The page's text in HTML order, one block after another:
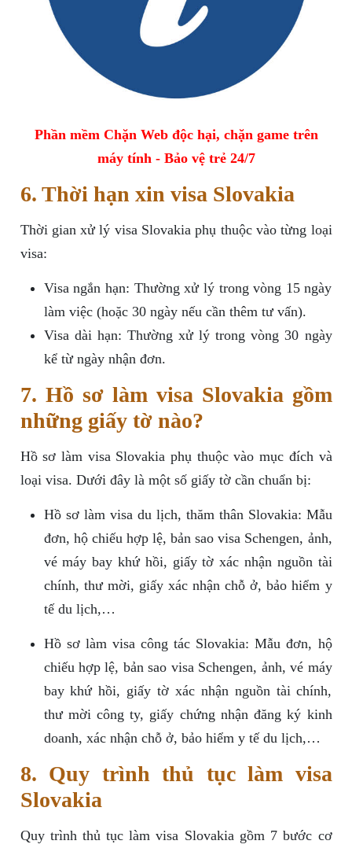
Phần mềm Chặn Web độc hại, chặn game trên
máy tính - Bảo vệ trẻ 24/7
6. Thời hạn xin visa Slovakia
Thời gian xử lý visa Slovakia phụ thuộc vào từng loại
visa:
Visa ngắn hạn: Thường xử lý trong vòng 15 ngày
làm việc (hoặc 30 ngày nếu cần thêm tư vấn).
Visa dài hạn: Thường xử lý trong vòng 30 ngày
kể từ ngày nhận đơn.
7. Hồ sơ làm visa Slovakia gồm
những giấy tờ nào?
Hồ sơ làm visa Slovakia phụ thuộc vào mục đích và
loại visa. Dưới đây là một số giấy tờ cần chuẩn bị:
Hồ sơ làm visa du lịch, thăm thân Slovakia: Mẫu
đơn, hộ chiếu hợp lệ, bản sao visa Schengen, ảnh,
vé máy bay khứ hồi, giấy tờ xác nhận nguồn tài
chính, thư mời, giấy xác nhận chỗ ở, bảo hiểm y
tế du lịch,…
Hồ sơ làm visa công tác Slovakia: Mẫu đơn, hộ
chiếu hợp lệ, bản sao visa Schengen, ảnh, vé máy
bay khứ hồi, giấy tờ xác nhận nguồn tài chính,
thư mời công ty, giấy chứng nhận đăng ký kinh
doanh, xác nhận chỗ ở, bảo hiểm y tế du lịch,…
8. Quy trình thủ tục làm visa
Slovakia
Quy trình thủ tục làm visa Slovakia gồm 7 bước cơ